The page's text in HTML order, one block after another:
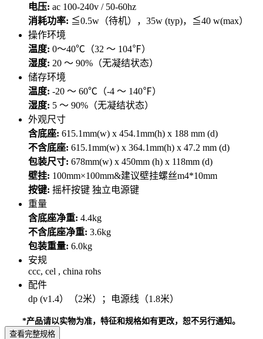
电压: ac 100-240v / 50-60hz
消耗功率: ≦0.5w（待机），35w (typ)，≦40 w(max）
操作环境
温度: 0～40℃（32 ～ 104℉）
湿度: 20 ～ 90%（无凝结状态）
储存环境
温度: -20 ～ 60℃（-4 ～ 140℉）
湿度: 5 ～ 90%（无凝结状态）
外观尺寸
含底座: 615.1mm(w) x 454.1mm(h) x 188 mm (d)
不含底座: 615.1mm(w) x 364.1mm(h) x 47.2 mm (d)
包装尺寸: 678mm(w) x 450mm (h) x 118mm (d)
壁挂: 100mm×100mm&建议壁挂螺丝m4*10mm
按键: 摇杆按键 独立电源键
重量
含底座净重: 4.4kg
不含底座净重: 3.6kg
包装重量: 6.0kg
安规
ccc, cel , china rohs
配件
dp (v1.4）（2米）；电源线（1.8米）
*产品请以实物为准，特征和规格如有更改，恕不另行通知。
查看完整规格